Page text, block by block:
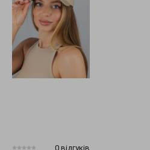
0 відгуків